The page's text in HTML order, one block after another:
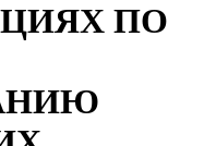
ПО